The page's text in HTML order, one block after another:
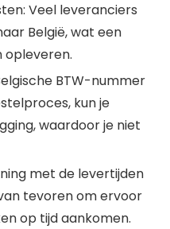
Veel leveranciers
België, wat een
opleveren.
BTW-nummer
kun je
waardoor je niet
met de levertijden
tevoren om ervoor
op tijd aankomen.